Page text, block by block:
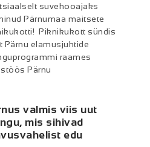
suvehooajaks
Pärnumaa maitsete
Piknikukott sündis
Pärnu elamusjuhtide
raames
Pärnu
valmis viis uut
mis sihivad
edu